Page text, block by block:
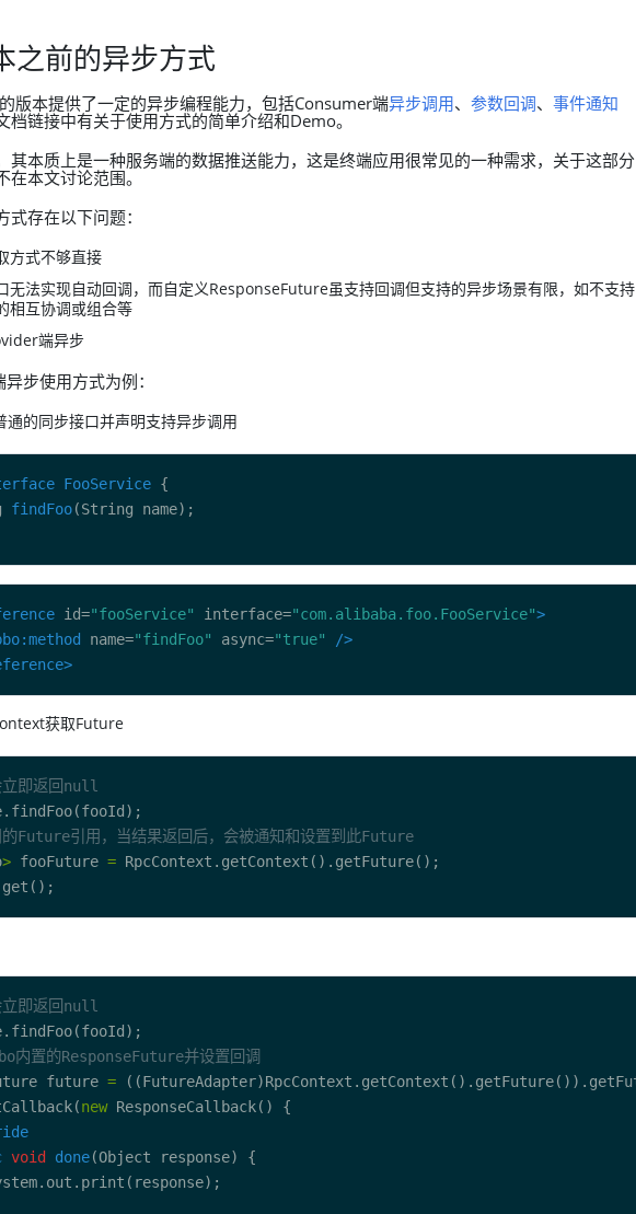
之前的异步方式
版本提供了一定的异步编程能力，包括Consumer端异步调用、 参数回调、 事件通知
档链接中有关于使用方式的简单介绍和Demo。
其本质上是一种服务端的数据推送能力，这是终端应用很常见的一种需求，关于这部分
在本文讨论范围。
存在以下问题：
方式不够直接
无法实现自动回调，而自定义ResponseFuture虽支持回调但支持的异步场景有限，如不支持
相互协调或组合等
端异步
步使用方式为例：
通的同步接口并声明支持异步调用
FooService
findFoo
id="fooService" interface="com.alibaba.foo.FooService">
name="findFoo" async="true"
/>
获取Future
即返回null
Future引用，当结果返回后，会被通知和设置到此Future
> fooFuture =
即返回null
内置的ResponseFuture并设置回调
future =
new
void done